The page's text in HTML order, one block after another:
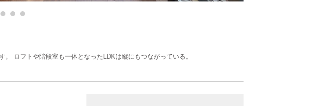
ロフトや階段室も一体となったLDKは縦にもつながっている。